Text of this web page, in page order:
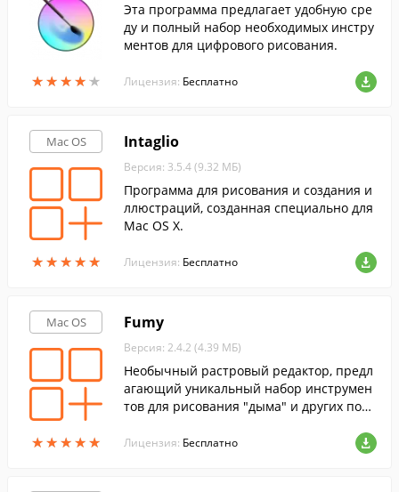
★★★★★
★★★★★
Эта программа предлагает удобную сре
ду и полный набор необходимых инстру
ментов для цифрового рисования.
Лицензия: Бесплатно
Mac OS
★★★★★
★★★★★
Intaglio
Версия: 3.5.4 (9.32 МБ)
Программа для рисования и создания и
ллюстраций, созданная специально для
Mac OS X.
Лицензия: Бесплатно
Mac OS
★★★★★
★★★★★
Fumy
Версия: 2.4.2 (4.39 МБ)
Необычный растровый редактор, предл
агающий уникальный набор инструмен
тов для рисования "дыма" и других потр
Лицензия: Бесплатно